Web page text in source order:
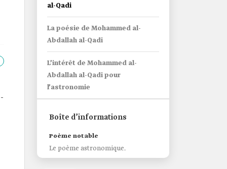
al-Qadi
La poésie de Mohammed al-
Abdallah al-Qadi
L’intérêt de Mohammed al-
Abdallah al-Qadi pour
l’astronomie
Boîte d’informations
Poème notable
Le poème astronomique.